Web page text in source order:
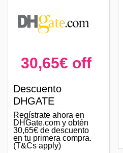
30,65€ off
Descuento
DHGATE
Regístrate ahora en
DHGate.com y obtén
30,65€ de descuento
en tu primera compra.
(T&Cs apply)